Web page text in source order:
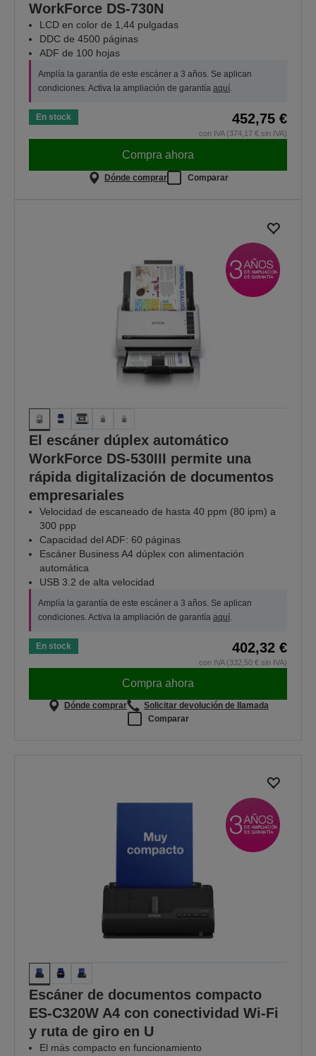
WorkForce DS-730N
LCD en color de 1,44 pulgadas
DDC de 4500 páginas
ADF de 100 hojas
Amplía la garantía de este escáner a 3 años. Se aplican
condiciones. Activa la ampliación de garantía aquí.
En stock 452,75 €
con IVA (374,17 € sin IVA)
Compra ahora
Dónde comprar Comparar
El escáner dúplex automático
WorkForce DS-530III permite una
rápida digitalización de documentos
empresariales
Velocidad de escaneado de hasta 40 ppm (80 ipm) a
300 ppp
Capacidad del ADF: 60 páginas
Escáner Business A4 dúplex con alimentación
automática
USB 3.2 de alta velocidad
Amplía la garantía de este escáner a 3 años. Se aplican
condiciones. Activa la ampliación de garantía aquí
En stock 402,32 €
con IVA (332,50 € sin IVA)
Compra ahora
Dónde comprar
Solicitar devolución de llamada
Comparar
Escáner de documentos compacto
ES-C320W A4 con conectividad Wi-Fi
y ruta de giro en U
El más compacto en funcionamiento